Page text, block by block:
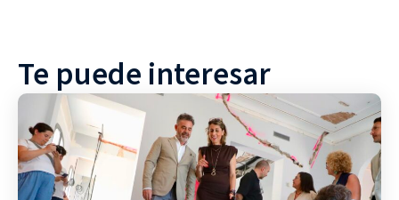
Te puede interesar